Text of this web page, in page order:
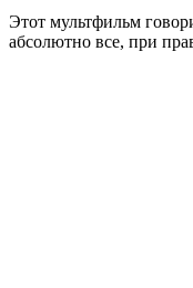
Этот мультфильм
абсолютно все, при